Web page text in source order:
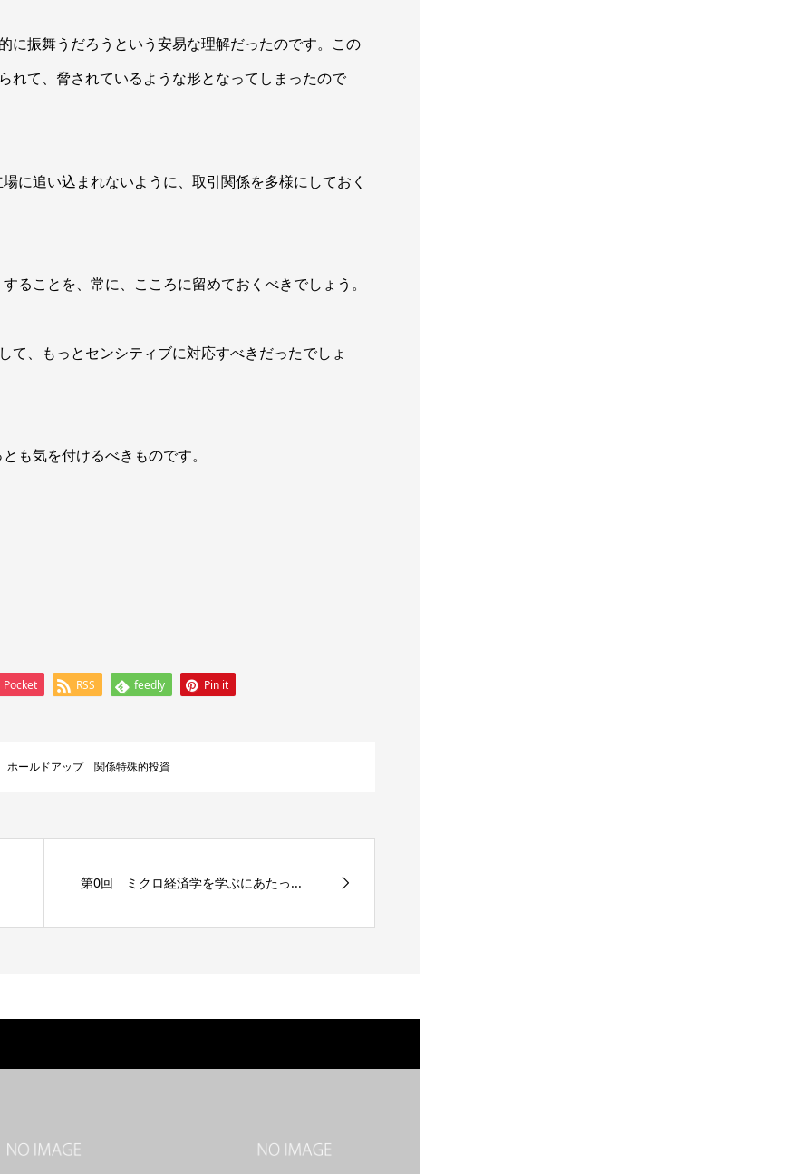
振舞うだろうという安易な理解だったのです。この
れて、脅されているような形となってしまったので
追い込まれないように、取引関係を多様にしておく
ことを、常に、こころに留めておくべきでしょう。
、もっとセンシティブに対応すべきだったでしょ
気を付けるべきものです。
Pocket RSS feedly Pin it
ホールドアップ 関係特殊的投資
第0回 ミクロ経済学を学ぶにあたっ...